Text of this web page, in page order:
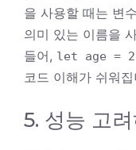
을 사용할 때는 변
의미 있는 이름을
들어, let age =
코드 이해가 쉬워집
5. 성능 고